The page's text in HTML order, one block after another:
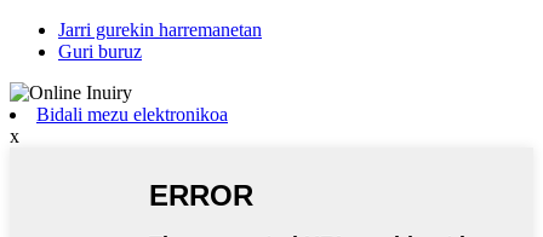
Jarri gurekin harremanetan
Guri buruz
Bidali mezu elektronikoa
x